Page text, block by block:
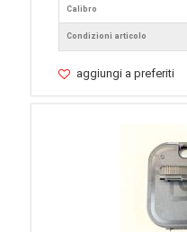
Calibro
Condizioni articolo
aggiungi a preferiti